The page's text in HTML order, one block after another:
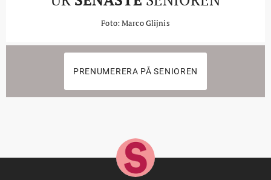
Foto: Marco Glijnis
PRENUMERERA PÅ SENIOREN